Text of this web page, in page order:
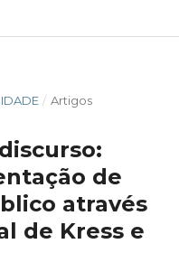
/ Artigos
de
através
de Kress e